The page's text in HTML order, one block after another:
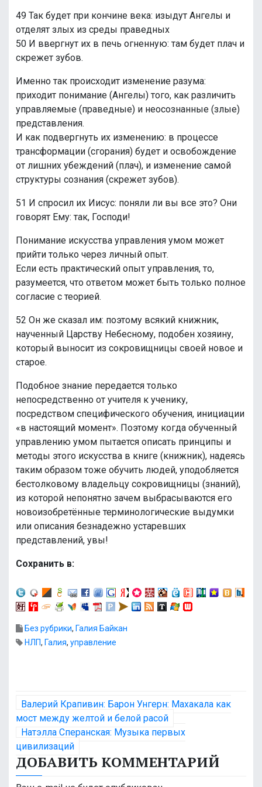
49 Так будет при кончине века: изыдут Ангелы и
отделят злых из среды праведных
50 И ввергнут их в печь огненную: там будет плач и
скрежет зубов.
Именно так происходит изменение разума:
приходит понимание (Ангелы) того, как различить
управляемые (праведные) и неосознанные (злые)
представления.
И как подвергнуть их изменению: в процессе
трансформации (сгорания) будет и освобождение
от лишних убеждений (плач), и изменение самой
структуры сознания (скрежет зубов).
51 И спросил их Иисус: поняли ли вы все это? Они
говорят Ему: так, Господи!
Понимание искусства управления умом может
прийти только через личный опыт.
Если есть практический опыт управления, то,
разумеется, что ответом может быть только полное
согласие с теорией.
52 Он же сказал им: поэтому всякий книжник,
наученный Царству Небесному, подобен хозяину,
который выносит из сокровищницы своей новое и
старое.
Подобное знание передается только
непосредственно от учителя к ученику,
посредством специфического обучения, инициации
«в настоящий момент». Поэтому когда обученный
управлению умом пытается описать принципы и
методы этого искусства в книге (книжник), надеясь
таким образом тоже обучить людей, уподобляется
бестолковому владельцу сокровищницы (знаний),
из которой непонятно зачем выбрасываются его
новоизобретённые терминологические выдумки
или описания безнадежно устаревших
представлений, увы!
Сохранить в:
Без рубрики, Галия Байкан
НЛП, Галия, управление
Н
а
в
и
Валерий Крапивин: Барон Унгерн: Махакала как
мост между желтой и белой расой
Натэлла Сперанская: Музыка первых
цивилизаций
ДОБАВИТЬ КОММЕНТАРИЙ